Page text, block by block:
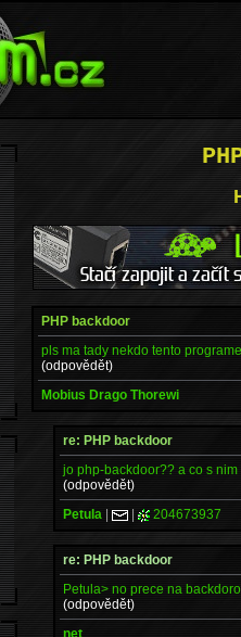
PHP backdoor
pls ma tady nekdo tento
(odpovědět)
Mobius Drago Thorewi
re: PHP backdoor
jo php-backdoor?? a co s
(odpovědět)
Petula | | 204673937
re: PHP backdoor
Petula> no prece na
(odpovědět)
net